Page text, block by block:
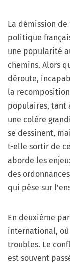
La démission de
politique
une popularité
chemins. Alors
déroute,
la
populaires, tant
une colère
se dessinent,
t-elle sortir de
aborde les
des
qui pèse sur
En deuxième
international, où
troubles. Le
est souvent